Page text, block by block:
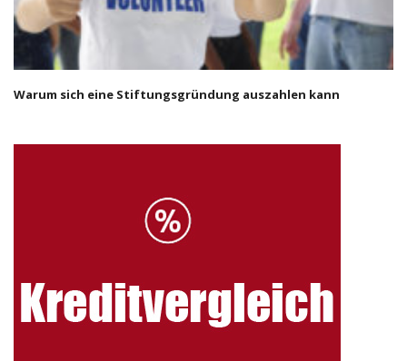
Warum sich eine Stiftungsgründung auszahlen kann